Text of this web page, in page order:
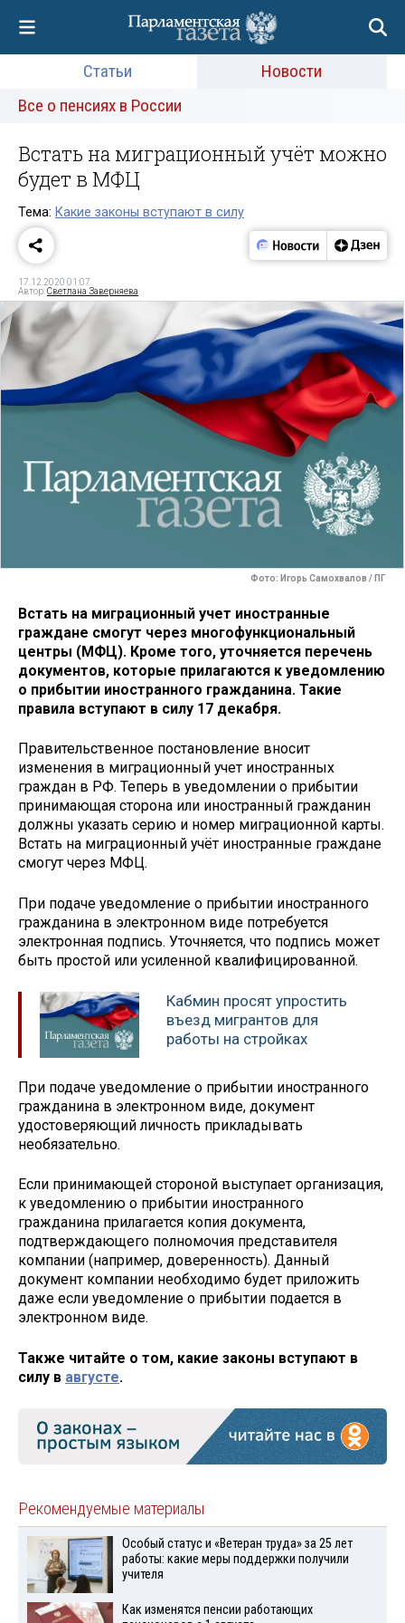
Статьи
Новости
Все о пенсиях в России
Встать на миграционный учёт можно
будет в МФЦ
Тема: Какие законы вступают в силу
17.12.2020 01:07
Автор:Светлана Заверняева
Фото: Игорь Самохвалов / ПГ
Встать на миграционный учет иностранные
граждане смогут через многофункциональный
центры (МФЦ). Кроме того, уточняется перечень
документов, которые прилагаются к уведомлению
о прибытии иностранного гражданина. Такие
правила вступают в силу 17 декабря.
Правительственное постановление вносит
изменения в миграционный учет иностранных
граждан в РФ. Теперь в уведомлении о прибытии
принимающая сторона или иностранный гражданин
должны указать серию и номер миграционной карты.
Встать на миграционный учёт иностранные граждане
смогут через МФЦ.
При подаче уведомление о прибытии иностранного
гражданина в электронном виде потребуется
электронная подпись. Уточняется, что подпись может
быть простой или усиленной квалифицированной.
Кабмин просят упростить
въезд мигрантов для
работы на стройках
При подаче уведомление о прибытии иностранного
гражданина в электронном виде, документ
удостоверяющий личность прикладывать
необязательно.
Если принимающей стороной выступает организация,
к уведомлению о прибытии иностранного
гражданина прилагается копия документа,
подтверждающего полномочия представителя
компании (например, доверенность). Данный
документ компании необходимо будет приложить
даже если уведомление о прибытии подается в
электронном виде.
Также читайте о том, какие законы вступают в
силу в августе.
Рекомендуемые материалы
Особый статус и «Ветеран труда» за 25 лет
работы: какие меры поддержки получили
учителя
Как изменятся пенсии работающих